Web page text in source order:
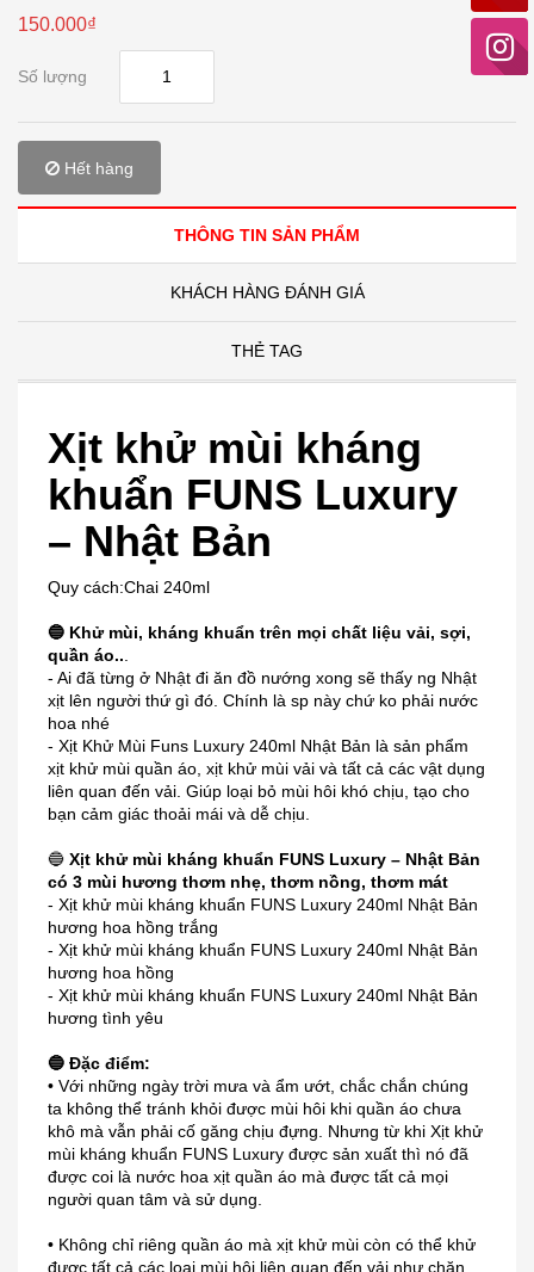
150.000₫
Số lượng
Hết hàng
THÔNG TIN SẢN PHẨM
KHÁCH HÀNG ĐÁNH GIÁ
THẺ TAG
Xịt khử mùi kháng
khuẩn FUNS Luxury
– Nhật Bản
Quy cách:Chai 240ml
🔵 Khử mùi, kháng khuẩn trên mọi chất liệu vải, sợi,
quần áo..
- Ai đã từng ở Nhật đi ăn đồ nướng xong sẽ thấy ng Nhật
xịt lên người thứ gì đó. Chính là sp này chứ ko phải nước
hoa nhé
- Xịt Khử Mùi Funs Luxury 240ml Nhật Bản là sản phẩm
xịt khử mùi quần áo, xịt khử mùi vải và tất cả các vật dụng
liên quan đến vải. Giúp loại bỏ mùi hôi khó chịu, tạo cho
bạn cảm giác thoải mái và dễ chịu.
🔵 Xịt khử mùi kháng khuẩn FUNS Luxury – Nhật Bản
có 3 mùi hương thơm nhẹ, thơm nồng, thơm mát
- Xịt khử mùi kháng khuẩn FUNS Luxury 240ml Nhật Bản
hương hoa hồng trắng
- Xịt khử mùi kháng khuẩn FUNS Luxury 240ml Nhật Bản
hương hoa hồng
- Xịt khử mùi kháng khuẩn FUNS Luxury 240ml Nhật Bản
hương tình yêu
🔵 Đặc điểm:
• Với những ngày trời mưa và ẩm ướt, chắc chắn chúng
ta không thể tránh khỏi được mùi hôi khi quần áo chưa
khô mà vẫn phải cố găng chịu đựng. Nhưng từ khi Xịt khử
mùi kháng khuẩn FUNS Luxury được sản xuất thì nó đã
được coi là nước hoa xịt quần áo mà được tất cả mọi
người quan tâm và sử dụng.
• Không chỉ riêng quần áo mà xịt khử mùi còn có thể khử
được tất cả các loại mùi hôi liên quan đến vải như chăn